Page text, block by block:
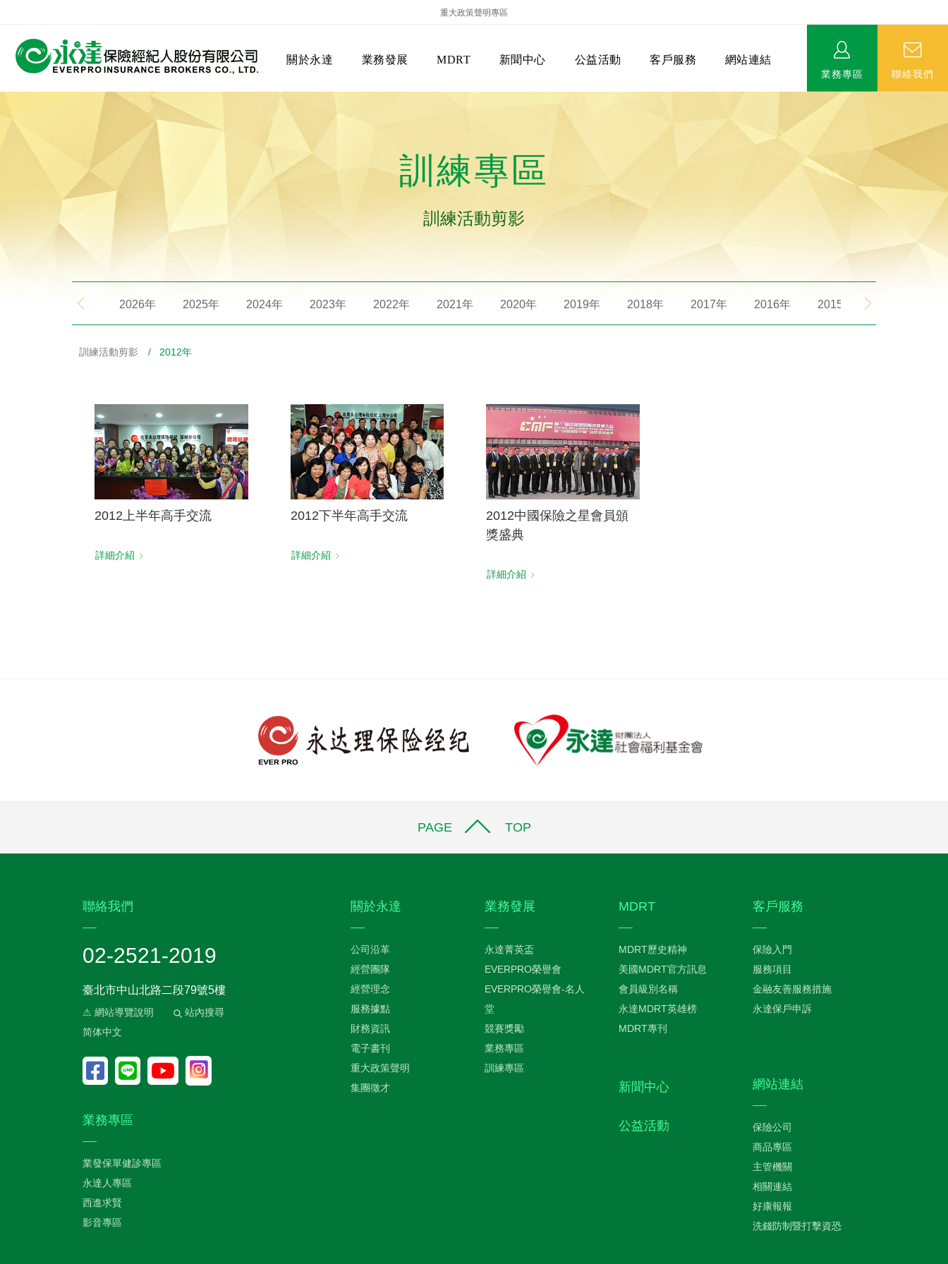
重大政策聲明專區
關於永達
關於永達
業務發展
業務發展
MDRT
MDRT
新聞中心 公益活動 客戶服務
客戶服務
網站連結
網站連結
好康報報 洗錢防制暨打擊資恐
業務專區 聯絡我們
2026年 2025年 2024年 2023年 2022年 2021年 2020年 2019年 2018年 2017年 2016年 2015年
訓練專區
訓練活動剪影
訓練活動剪影 / 2012年
2012上半年高手交流
詳細介紹
2012下半年高手交流
詳細介紹
2012中國保險之星會員頒
獎盛典
詳細介紹
PAGE TOP
聯絡我們
02-2521-2019
臺北市中山北路二段79號5樓
⚠ 網站導覽說明
站內搜尋
简体中文
業務專區
業發保單健診專區
永達人專區
西進求賢
影音專區
關於永達
公司沿革
經營團隊
經營理念
服務據點
財務資訊
電子書刊
重大政策聲明
集團徵才
業務發展
永達菁英盃
EVERPRO榮譽會
EVERPRO榮譽會-名人
堂
競賽獎勵
業務專區
訓練專區
MDRT
MDRT歷史精神
美國MDRT官方訊息
會員級別名稱
永達MDRT英雄榜
MDRT專刊
新聞中心
公益活動
客戶服務
保險入門
服務項目
金融友善服務措施
永達保戶申訴
網站連結
保險公司
商品專區
主管機關
相關連結
好康報報
洗錢防制暨打擊資恐